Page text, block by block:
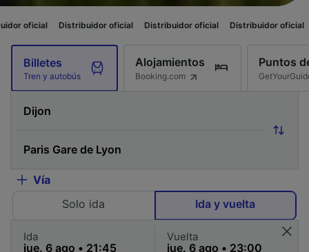
oficial Distribuidor oficial Distribuidor oficial Distribuidor
Billetes
Tren y autobús
Alojamientos
Booking.com
Puntos
Vía
Solo ida
Ida y vuelta
Ida Vuelta